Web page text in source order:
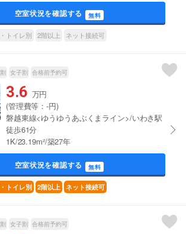
空室状況を確認する 無料
トイレ別 2階以上 ネット接続可
女子割 合格前予約可
3.6 万円
(管理費等：-円)
磐越東線<ゆうゆうあぶくまライン>/いわき駅
徒歩61分
1K/23.19m²/築27年
空室状況を確認する 無料
トイレ別 2階以上 ネット接続可
女子割 合格前予約可